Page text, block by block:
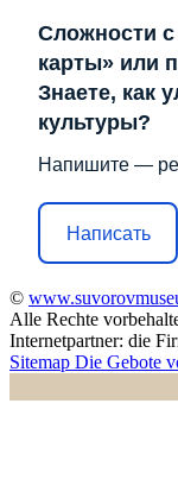
Сложности
карты» или
Знаете, как
культуры?
Напишите —
Написать
©
Alle Rechte
Internetpartner: die
Sitemap Die Gebote